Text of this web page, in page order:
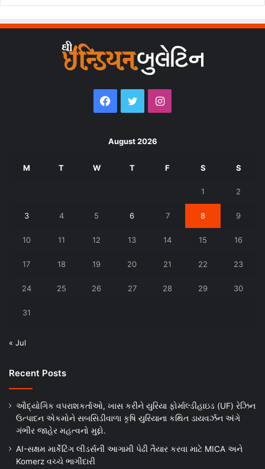
Facebook
TwitterInstagram
August 2026
M T W T F S S
1 2
3 4 5 6 7 8 9
10 11 12 13 14 15 16
17 18 19 20 21 22 23
24 25 26 27 28 29 30
31
« Jul
Recent Posts
ઔદ્યોગિક વપરાશકર્તાઓ, ખાસ કરીને યુરિયા ફોર્માલ્ડીહાઇડ (UF) રેઝિન
ઉત્પાદન એકમોને સબસિડીવાળા કૃષિ યુરિયાના કથિત ડાયવર્ઝન અંગે
ગંભીર જાહેર મહત્વનો મુદ્દો.
AI-સક્ષમ માર્કેટિંગ લીડર્સની આગામી પેઢી તૈયાર કરવા માટે MICA અને
Komerz વચ્ચે ભાગીદારી